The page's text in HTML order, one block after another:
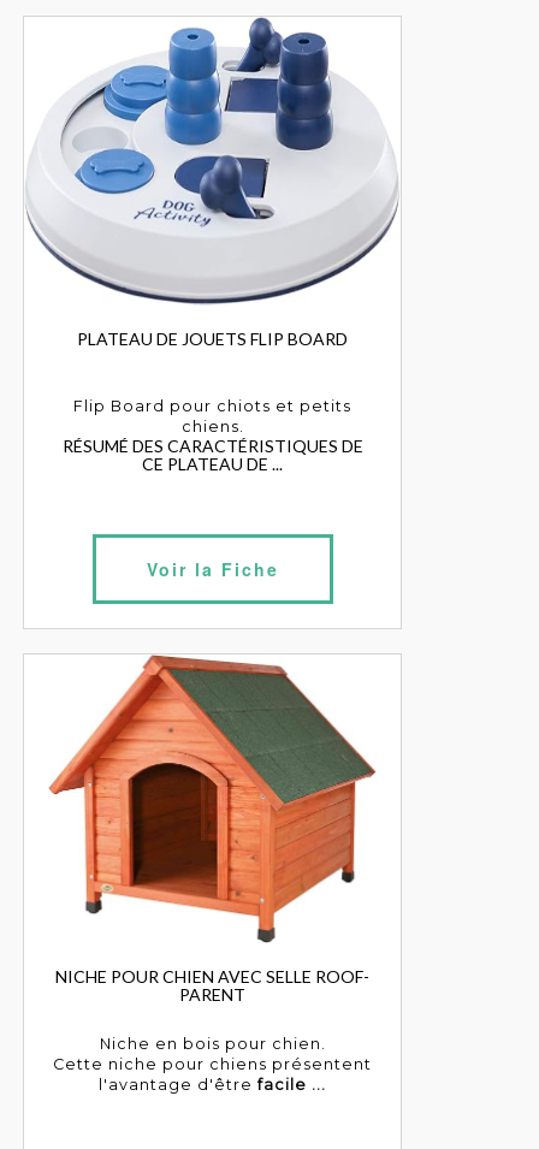
PLATEAU DE JOUETS FLIP BOARD
Flip Board pour chiots et petits
chiens.
RÉSUMÉ DES CARACTÉRISTIQUES DE
CE PLATEAU DE ...
Voir la Fiche
NICHE POUR CHIEN AVEC SELLE ROOF-
PARENT
Niche en bois pour chien.
Cette niche pour chiens présentent
l'avantage d'êtrefacile ...